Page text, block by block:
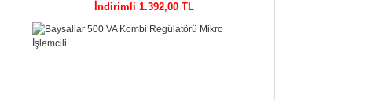
İndirimli 1.392,00 TL